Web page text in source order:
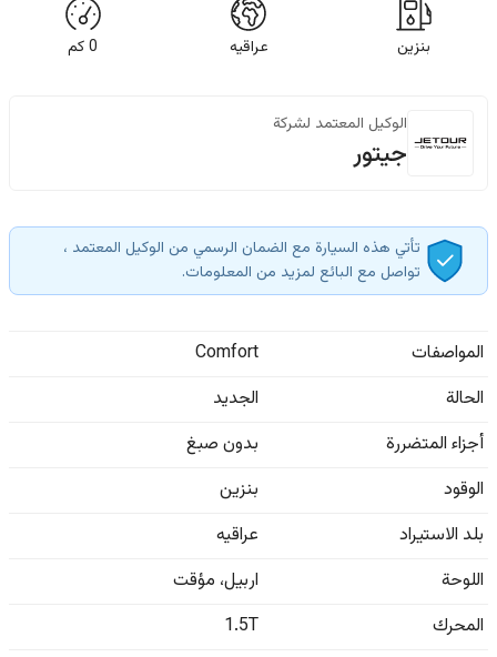
بنزين عراقيه 0كم
الوكيل المعتمد لشركة
جيتور
تأتي هذه السيارة مع الضمان الرسمي من الوكيل المعتمد ،
تواصل مع البائع لمزيد من المعلومات.
المواصفات
Comfort
الحالة
الجديد
أجزاء المتضررة
بدون صبغ
الوقود
بنزين
بلد الاستيراد
عراقيه
اللوحة
اربيل، مؤقت
المحرك
1.5T